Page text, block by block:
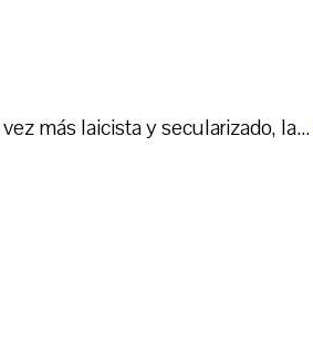
más laicista y secularizado, la...